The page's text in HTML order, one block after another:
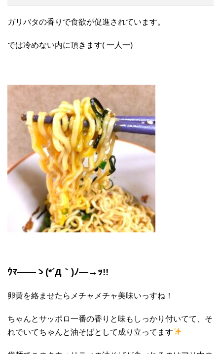
ガリバタの香りで食欲が促進されています。
では冷めない内に頂きます( 一人一)
ｳﾏ――ゝ(*´Д｀)ﾉ―→ｯ!!
卵黄を絡ませたらメチャメチャ美味いっすね！
ちゃんとサッポロ一番の香りと味もしっかり付いてて、そ
れでいてちゃんと油そばとして成り立ってます